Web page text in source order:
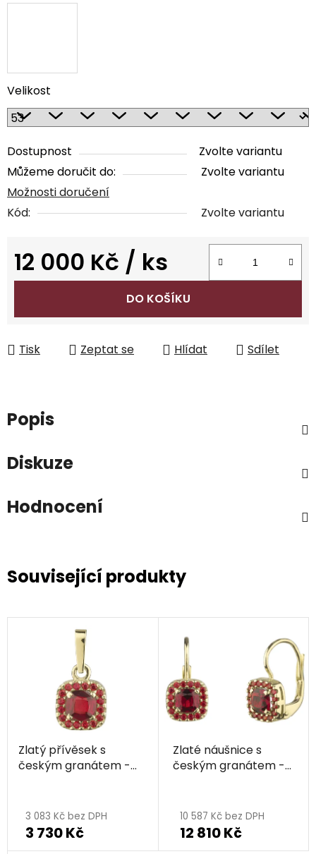
Velikost
Dostupnost
Zvolte variantu
Můžeme doručit do:
Zvolte variantu
Možnosti doručení
Kód:
Zvolte variantu
12 000 Kč / ks
Měrná cena:
DO KOŠÍKU
Tisk Zeptat se Hlídat Sdílet
Popis
Diskuze
Hodnocení
Související produkty
Zlatý přívěsek s
českým granátem -
3 083 Kč bez DPH
3 730 Kč
Zlaté náušnice s
českým granátem -
10 587 Kč bez DPH
12 810 Kč